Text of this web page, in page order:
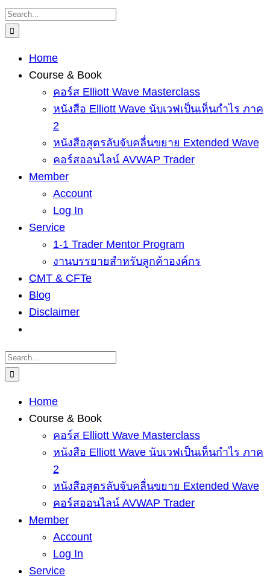
Skip
to
Search
for:
Home
Course & Book
คอร์ส Elliott Wave Masterclass
หนังสือ Elliott Wave นับเวฟเป็นเห็นกำไร ภาค
2
หนังสือสูตรลับจับคลื่นขยาย Extended Wave
คอร์สออนไลน์ AVWAP Trader
Member
Account
Log In
Service
1-1 Trader Mentor Program
งานบรรยายสำหรับลูกค้าองค์กร
CMT & CFTe
Blog
Disclaimer
Search
for:
Home
Course & Book
คอร์ส Elliott Wave Masterclass
หนังสือ Elliott Wave นับเวฟเป็นเห็นกำไร ภาค
2
หนังสือสูตรลับจับคลื่นขยาย Extended Wave
คอร์สออนไลน์ AVWAP Trader
Member
Account
Log In
Service